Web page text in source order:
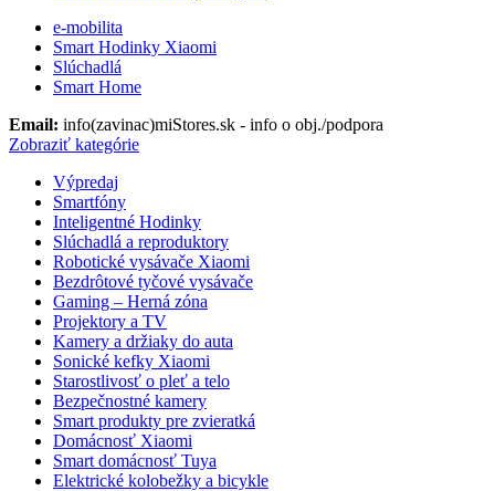
e-mobilita
Smart Hodinky Xiaomi
Slúchadlá
Smart Home
Email: info(zavinac)miStores.sk - info o obj./podpora
Zobraziť kategórie
Výpredaj
Smartfóny
Inteligentné Hodinky
Slúchadlá a reproduktory
Robotické vysávače Xiaomi
Bezdrôtové tyčové vysávače
Gaming – Herná zóna
Projektory a TV
Kamery a držiaky do auta
Sonické kefky Xiaomi
Starostlivosť o pleť a telo
Bezpečnostné kamery
Smart produkty pre zvieratká
Domácnosť Xiaomi
Smart domácnosť Tuya
Elektrické kolobežky a bicykle